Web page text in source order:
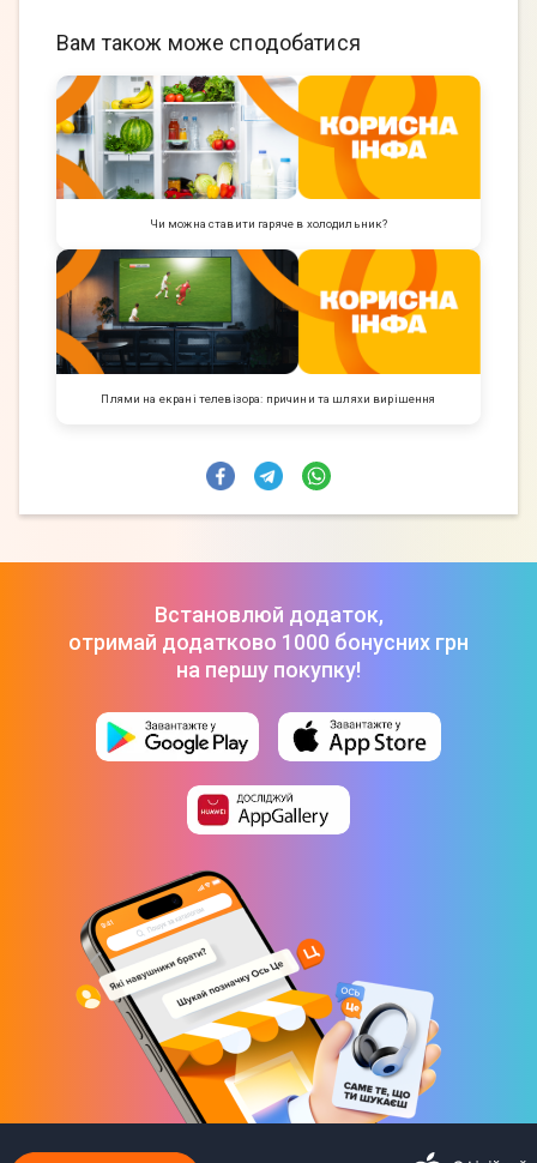
Вам також може сподобатися
Чи можна ставити гаряче в холодильник?
Плями на екрані телевізора: причини та шляхи вирішення
Встановлюй додаток,
отримай додатково 1000 бонусних грн
на першу покупку!